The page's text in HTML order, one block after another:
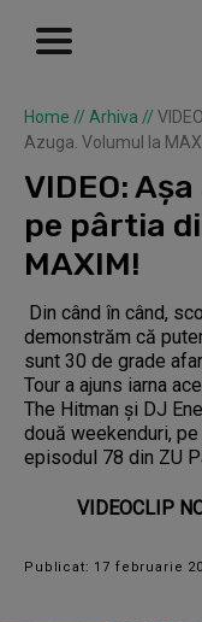
Home // Arhiva //
Azuga. Volumul la
VIDEO:
pe pârtia
MAXIM!
Din când în când,
demonstrăm că
sunt 30 de grade
Tour a ajuns iarna
The Hitman și DJ
două weekenduri,
episodul 78 din ZU
VIDEOCLIP
Publicat: 17 februarie